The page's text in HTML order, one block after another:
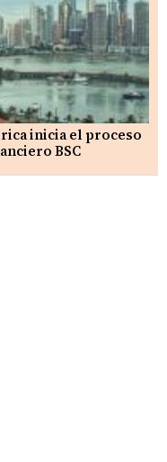
inicia el proceso
BSC